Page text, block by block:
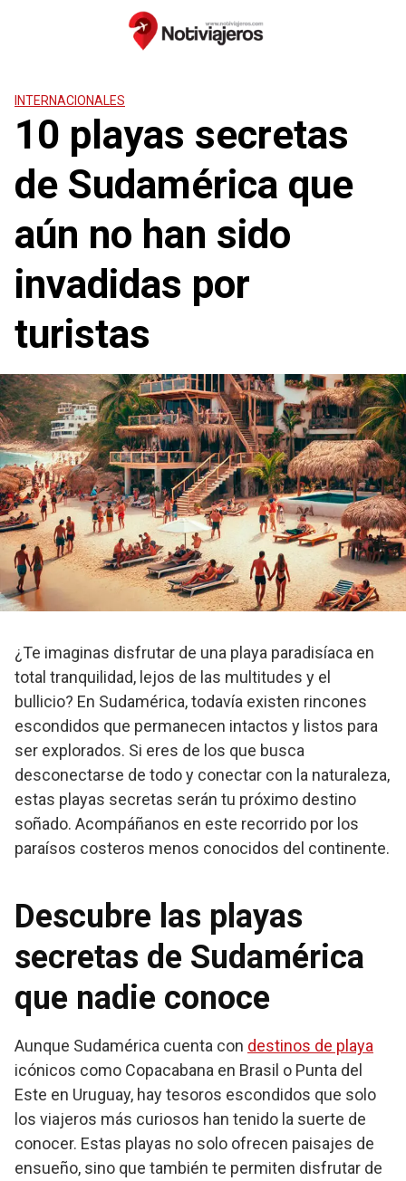
INTERNACIONALES
10 playas secretas
de Sudamérica que
aún no han sido
invadidas por
turistas
¿Te imaginas disfrutar de una playa paradisíaca en
total tranquilidad, lejos de las multitudes y el
bullicio? En Sudamérica, todavía existen rincones
escondidos que permanecen intactos y listos para
ser explorados. Si eres de los que busca
desconectarse de todo y conectar con la naturaleza,
estas playas secretas serán tu próximo destino
soñado. Acompáñanos en este recorrido por los
paraísos costeros menos conocidos del continente.
Descubre las playas
secretas de Sudamérica
que nadie conoce
Aunque Sudamérica cuenta con destinos de playa
icónicos como Copacabana en Brasil o Punta del
Este en Uruguay, hay tesoros escondidos que solo
los viajeros más curiosos han tenido la suerte de
conocer. Estas playas no solo ofrecen paisajes de
ensueño, sino que también te permiten disfrutar de